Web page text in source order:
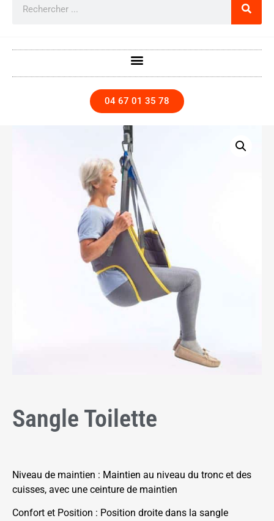
04 67 01 35 78
Sangle Toilette
Niveau de maintien : Maintien au niveau du tronc et des
cuisses, avec une ceinture de maintien
Confort et Position : Position droite dans la sangle